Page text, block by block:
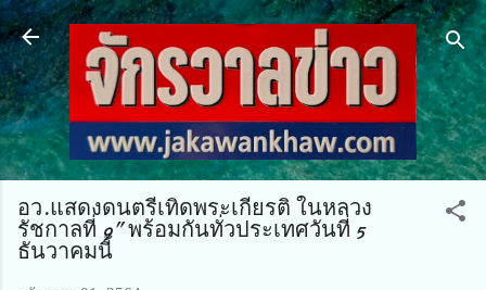
ข้ามไปที่เนื้อหาหลัก
อว.แสดงดนตรีเทิดพระเกียรติ ในหลวง
รัชกาลที่ 9” พร้อมกันทั่วประเทศวันที่ 5
ธันวาคมนี้